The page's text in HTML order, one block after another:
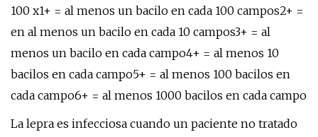
100 x1+ = al menos un bacilo en cada 100 campos2+ =
en al menos un bacilo en cada 10 campos3+ = al
menos un bacilo en cada campo4+ = al menos 10
bacilos en cada campo5+ = al menos 100 bacilos en
cada campo6+ = al menos 1000 bacilos en cada campo
La lepra es infecciosa cuando un paciente no tratado